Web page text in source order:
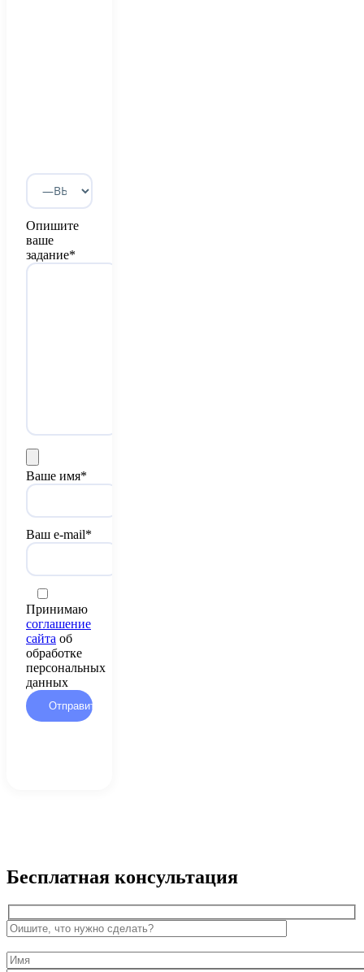
Опишите
ваше
задание*
Ваше имя*
Ваш e-mail*
Принимаю
соглашение
сайта об
обработке
персональных
данных
Бесплатная консультация